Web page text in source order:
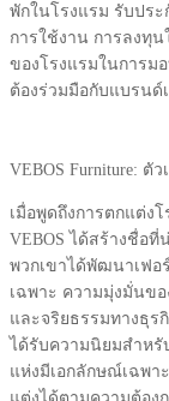
พักในโรงแรม รับปร
การใช้งาน การลงทุ
ของโรงแรมในการม
ต้องร่วมมือกับแบรนด์
VEBOS Furniture: ตั
เมื่อพูดถึงการตกแต่ง
VEBOS ได้สร้างชื่อ
พวกเขาได้พัฒนาเฟอ
เฉพาะ ความมุ่งมั่นข
และจริยธรรมทางธุร
ได้รับความนิยมสำหรั
แห่งมีเอกลักษณ์เฉพา